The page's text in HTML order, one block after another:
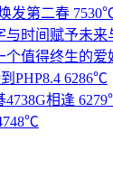
发第二春
与时间赋予未来
个值得终生的爱
PHP8.4 6286℃
相逢